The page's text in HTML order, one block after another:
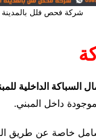
شركة فحص فلل بالمدينة
السباكة الداخلية
داخل المبني.
خاصة عن طريق